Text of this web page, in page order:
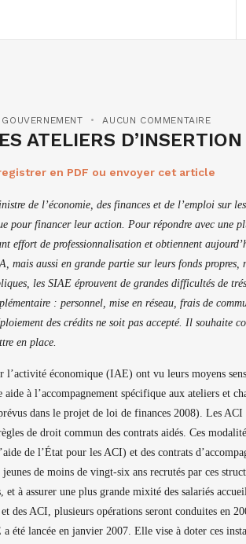
AUCUN COMMENTAIRE
ATELIERS D’INSERTION
en PDF ou envoyer cet article
de l’économie, des finances et de l’emploi sur
pour financer leur action. Pour répondre avec une
effort de professionnalisation et obtiennent
mais aussi en grande partie sur leurs fonds propres,
les SIAE éprouvent de grandes difficultés de
: personnel, mise en réseau, frais de
des crédits ne soit pas accepté. Il souhaite
en place.
l’activité économique (IAE) ont vu leurs moyens
à l’accompagnement spécifique aux ateliers et
dans le projet de loi de finances 2008). Les ACI
de droit commun des contrats aidés. Ces
de l’État pour les ACI) et des contrats
de moins de vingt-six ans recrutés par ces
et à assurer une plus grande mixité des salariés
des ACI, plusieurs opérations seront conduites en
été lancée en janvier 2007. Elle vise à doter ces